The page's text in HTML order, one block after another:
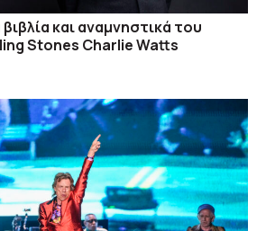
και αναμνηστικά του
Stones Charlie Watts